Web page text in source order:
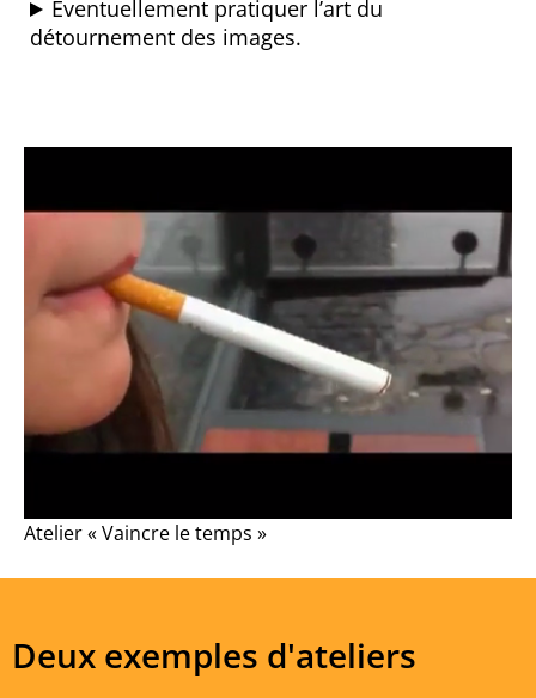
Eventuellement pratiquer l’art du
détournement des images.
Atelier « Vaincre le temps »
Deux exemples d'ateliers